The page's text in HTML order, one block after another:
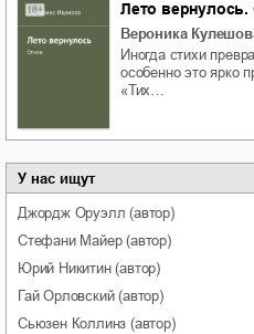
Лето вернулось.
Вероника
Иногда стихи
особенно это ярко
«Тих…
У нас ищут
Джордж Оруэлл (автор)
Стефани Майер(автор)
Юрий Никитин(автор)
Гай Орловский(автор)
Сьюзен Коллинз (автор)